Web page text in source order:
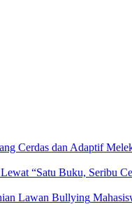
Lewat “Satu Buku, Seribu